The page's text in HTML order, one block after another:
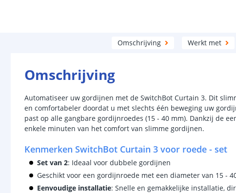
Omschrijving Werkt met
Omschrijving
Automatiseer uw gordijnen met de SwitchBot Curtain 3. Dit
en comfortabeler doordat u met slechts één beweging uw
past op alle gangbare gordijnroedes (15 - 40 mm). Dankzij de
enkele minuten van het comfort van slimme gordijnen.
Kenmerken SwitchBot Curtain 3 voor roede - set
Set van 2: Ideaal voor dubbele gordijnen
Geschikt voor een gordijnroede met een diameter van 15 -
Eenvoudige installatie: Snelle en gemakkelijke installatie,